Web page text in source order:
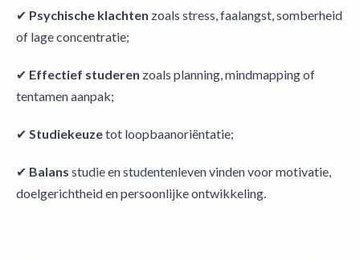
✔ Psychische klachten zoals stress, faalangst, somberheid
of lage concentratie;
✔ Effectief studeren zoals planning, mindmapping of
tentamen aanpak;
✔ Studiekeuzetot loopbaanoriëntatie;
✔ Balans studie en studentenleven vinden voor motivatie,
doelgerichtheid en persoonlijke ontwikkeling.